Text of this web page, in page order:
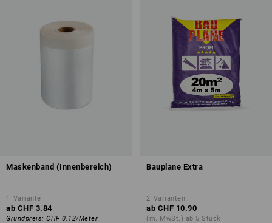
Maskenband (Innenbereich)
1 Variante
ab CHF 3.84
Grundpreis: CHF 0.12/Meter
Bauplane Extra
2 Varianten
ab CHF 10.90
(m. MwSt.) ab 5 Stück